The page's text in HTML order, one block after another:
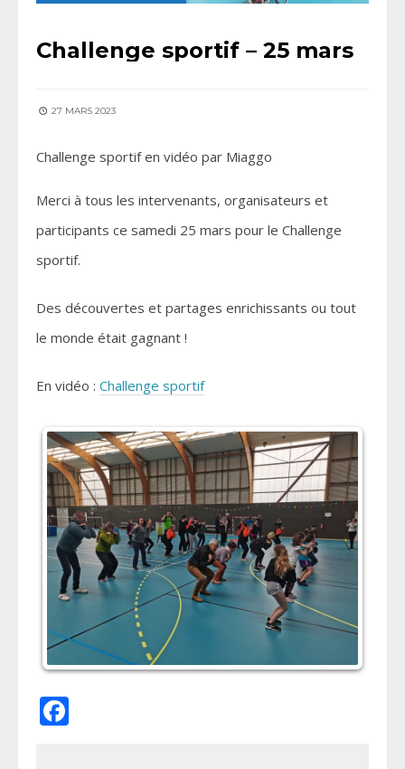
Challenge sportif – 25 mars
27 MARS 2023
Challenge sportif en vidéo par Miaggo
Merci à tous les intervenants, organisateurs et
participants ce samedi 25 mars pour le Challenge
sportif.
Des découvertes et partages enrichissants ou tout
le monde était gagnant !
En vidéo : Challenge sportif